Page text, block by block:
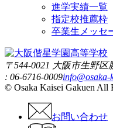
進学実績一覧
指定校推薦枠
卒業生メッセ
〒544-0021 大阪市生野区
: 06-6716-0009info@osaka-
© Osaka Kaisei Gakuen All
お問い合わせ